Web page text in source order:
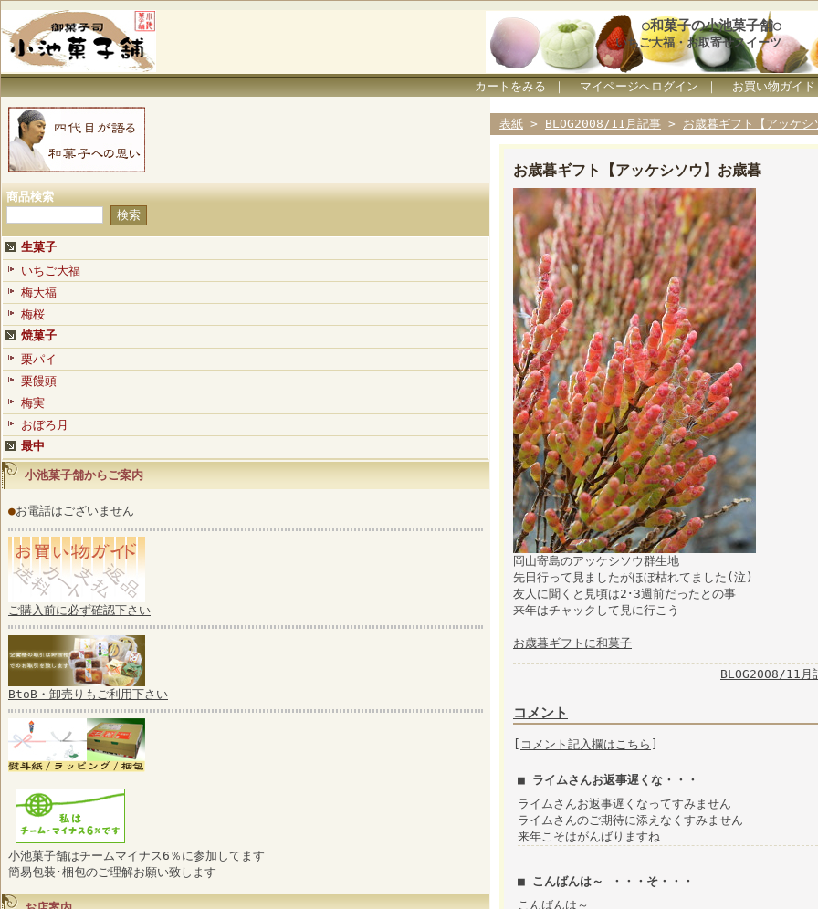
○和菓子の小池菓子舗○
いちご大福・お取寄せスイーツ
カートをみる ｜ マイページへログイン ｜ お買い物ガイド
商品検索
生菓子
いちご大福
梅大福
梅桜
焼菓子
栗パイ
栗饅頭
梅実
おぼろ月
最中
小池菓子舗からご案内
●お電話はございません
ご購入前に必ず確認下さい
BtoB・卸売りもご利用下さい
小池菓子舗はチームマイナス6％に参加してます
簡易包装･梱包のご理解お願い致します
表紙 > BLOG2008/11月記事 > お歳暮ギフト【アッケシ
お歳暮ギフト【アッケシソウ】お歳暮
岡山寄島のアッケシソウ群生地
先日行って見ましたがほぼ枯れてました(泣)
友人に聞くと見頃は2･3週前だったとの事
来年はチャックして見に行こう
お歳暮ギフトに和菓子
BLOG2008/11月
コメント
コメント記入欄はこちら
■ ライムさんお返事遅くな・・・
ライムさんお返事遅くなってすみません
ライムさんのご期待に添えなくすみません
来年こそはがんばりますね
■ こんばんは～ ・・・そ・・・
こんばんは～